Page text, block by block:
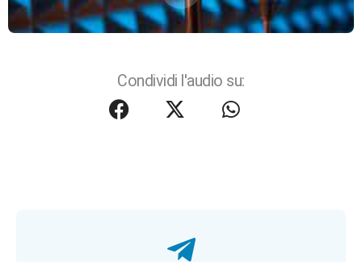
Condividi l'audio su: